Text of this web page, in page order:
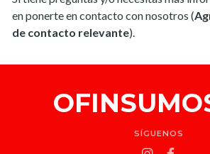
en ponerte en contacto con nosotros (
de contacto relevante).
SÍGUENOS